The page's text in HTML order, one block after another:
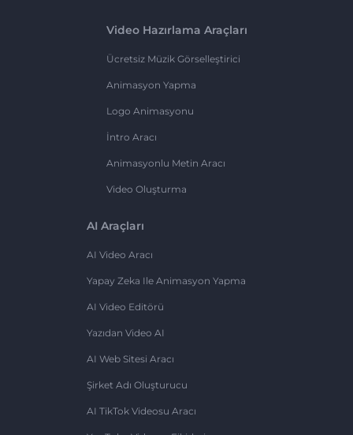
Video Hazırlama Araçları
Ücretsiz Müzik Görselleştirici
Animasyon Yapma
Logo Animasyonu
İntro Aracı
Animasyonlu Metin Aracı
Video Oluşturma
AI Araçları
AI Video Aracı
Yapay Zeka Ile Animasyon Yapma
AI Video Editörü
Yazıdan Video AI
AI Web Sitesi Aracı
Şirket Adı Oluşturucu
AI TikTok Videosu Aracı